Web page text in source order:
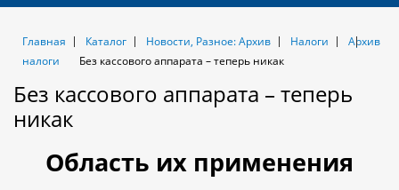
Главная Каталог Новости, Разное: Архив Налоги
Архив
налоги
Без кассового аппарата – теперь никак
Без кассового аппарата – теперь
никак
Область их применения